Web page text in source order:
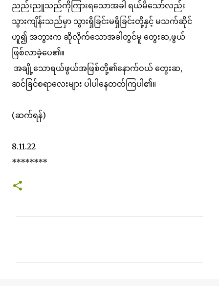
ညည်းညူသည်ကိုကြားရသောအခါ ရယ်မိသော်လည်း
သွားကျိန်းသည်မှာ သွားရှိခြင်းမရှိခြင်းတို့နှင့် မသက်ဆိုင်
ဟူ၍ အဘွားက ဆိုလိုက်သောအခါတွင်မူ တွေးဆ,ဖွယ်
ဖြစ်လာခဲ့ပေ၏။
အချို့သောရယ်ဖွယ်အဖြစ်တို့၏နောက်ဝယ် တွေးဆ,
ဆင်ခြင်စရာလေးများ ပါပါနေတတ်ကြပါ၏။
(ဆက်ရန်)
8.11.22
********